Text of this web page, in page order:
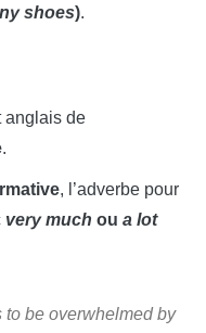
shoes).
anglais de
.
, l’adverbe pour
very much ou a lot
to be overwhelmed by